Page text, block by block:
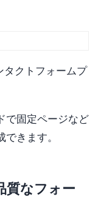
タクトフォームプ
で固定ページなど
きます。
質なフォー